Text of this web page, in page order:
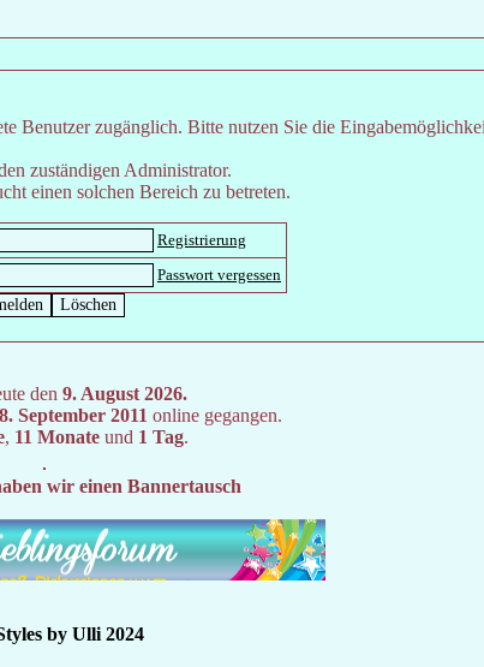
Benutzer zugänglich. Bitte nutzen Sie die
zuständigen Administrator.
einen solchen Bereich zu betreten.
Registrierung
Passwort vergessen
den 9. August 2026.
8. September 2011 online gegangen.
, 11 Monate und 1 Tag.
wir einen Bannertausch
by Ulli 2024